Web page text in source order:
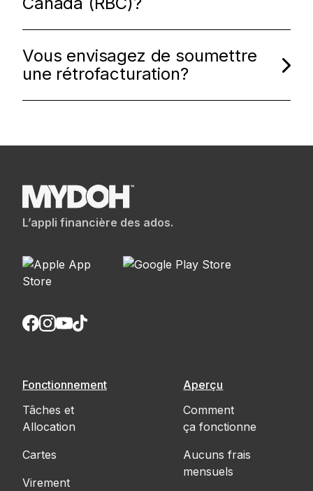
Vous envisagez de soumettre
une rétrofacturation?
L’appli financière des ados.
Fonctionnement
Tâches et
Allocation
Cartes
Virement
Aperçu
Comment
ça fonctionne
Aucuns frais
mensuels